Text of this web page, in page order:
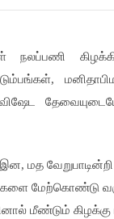
நலப்பணி
மத
மேற்கொண்டு
மீண்டும்